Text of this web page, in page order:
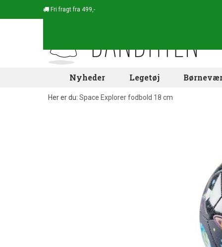
Fri fragt fra 499,-
Nyheder Legetøj
Her er du: Space Explorer fodbold 18 cm